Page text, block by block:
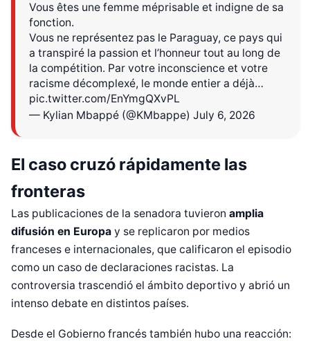
Vous êtes une femme méprisable et indigne de sa
fonction.
Vous ne représentez pas le Paraguay, ce pays qui
a transpiré la passion et l’honneur tout au long de
la compétition. Par votre inconscience et votre
racisme décomplexé, le monde entier a déjà…
pic.twitter.com/EnYmgQXvPL
— Kylian Mbappé (@KMbappe) July 6, 2026
El caso cruzó rápidamente las
fronteras
Las publicaciones de la senadora tuvieron amplia
difusión en Europa y se replicaron por medios
franceses e internacionales, que calificaron el episodio
como un caso de declaraciones racistas. La
controversia trascendió el ámbito deportivo y abrió un
intenso debate en distintos países.
Desde el Gobierno francés también hubo una reacción: